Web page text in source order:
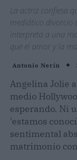
La actriz confiesa
mediático divorcio
interpreta a una
que el amor y la
Antonio Nerín
Angelina Jolie
medio
esperando. Ni
'estamos
sentimental
matrimonio